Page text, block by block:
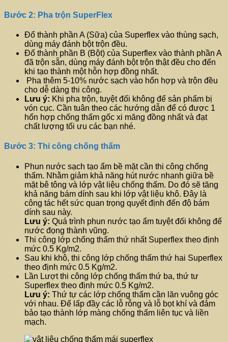
Bước 2: Pha trộn SuperFlex
Đổ thành phần A (Sữa) của Superflex vào thùng sạch,
dùng máy đánh bột trộn đều.
Đổ thành phần B (Bột) của Superflex vào thành phần A
đã trộn sẵn, dùng máy đánh bột trộn thật đều cho đến
khi tạo thành một hỗn hợp đồng nhất.
Pha thêm 5-10% nước sạch vào hổn hợp và trộn đều
cho dễ dàng thi công.
Lưu ý: Khi pha trộn, tuyệt đối không để sản phẩm bị
vón cục. Cần tuân theo các hướng dẫn để có được 1
hổn hợp chống thấm gốc xi măng đồng nhất và đạt
chất lượng tối ưu các bạn nhé.
Bước 3: Thi công chống thấm
Phun nước sạch tạo ẩm bề mặt cần thi công chống
thấm. Nhằm giảm khả năng hút nước nhanh giữa bề
mặt bê tông và lớp vật liệu chống thấm. Do đó sẽ tăng
khả năng bám dính sau khi lớp vật liệu khô. Đây là
công tác hết sức quan trọng quyết định đến độ bám
dính sau này.
Lưu ý: Quá trình phun nước tạo ẩm tuyệt đối không để
nước đọng thành vũng.
Thi công lớp chống thấm thứ nhất Superflex theo định
mức 0.5 Kg/m2.
Sau khi khô, thi công lớp chống thấm thứ hai Superflex
theo định mức 0.5 Kg/m2.
Lần Lượt thi công lớp chống thấm thứ ba, thứ tư
Superflex theo định mức 0.5 Kg/m2.
Lưu ý: Thứ tự các lớp chống thấm cần lăn vuông góc
với nhau. Để lấp đầy các lỗ rỗng và lỗ bọt khí và đảm
bảo tạo thành lớp màng chống thấm liên tục và liền
mạch.